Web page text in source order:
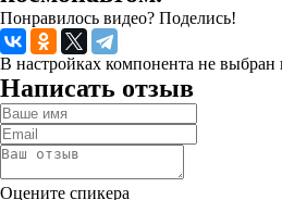
Понравилось видео? Поделись!
В настройках компонента не
Написать отзыв
Оцените спикера